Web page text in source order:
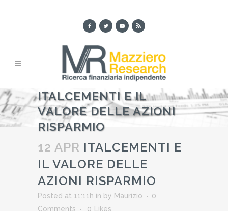
ITALCEMENTI E IL
VALORE DELLE AZIONI
RISPARMIO
12 APR ITALCEMENTI E
IL VALORE DELLE
AZIONI RISPARMIO
Posted at 11:11h in by Maurizio
0
Comments
0 Likes